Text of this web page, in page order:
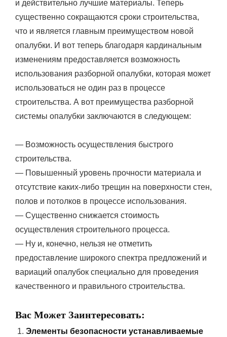
и действительно лучшие материалы. Теперь
существенно сокращаются сроки строительства,
что и является главным преимуществом новой
опалубки. И вот теперь благодаря кардинальным
изменениям предоставляется возможность
использования разборной опалубки, которая может
использоваться не один раз в процессе
строительства. А вот преимущества разборной
системы опалубки заключаются в следующем:
— Возможность осуществления быстрого
строительства.
— Повышенный уровень прочности материала и
отсутствие каких-либо трещин на поверхности стен,
полов и потолков в процессе использования.
— Существенно снижается стоимость
осуществления строительного процесса.
— Ну и, конечно, нельзя не отметить
предоставление широкого спектра предложений и
вариаций опалубок специально для проведения
качественного и правильного строительства.
Вас Может Заинтересовать:
Элементы безопасности устанавливаемые